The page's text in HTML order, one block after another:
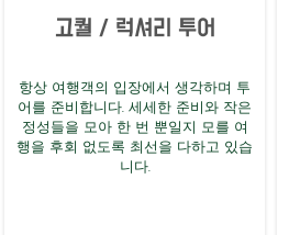
고퀄 / 럭셔리 투어
항상 여행객의 입장에서 생각하며 투
어를 준비합니다. 세세한 준비와 작은
정성들을 모아 한 번 뿐일지 모를 여
행을 후회 없도록 최선을 다하고 있습
니다.